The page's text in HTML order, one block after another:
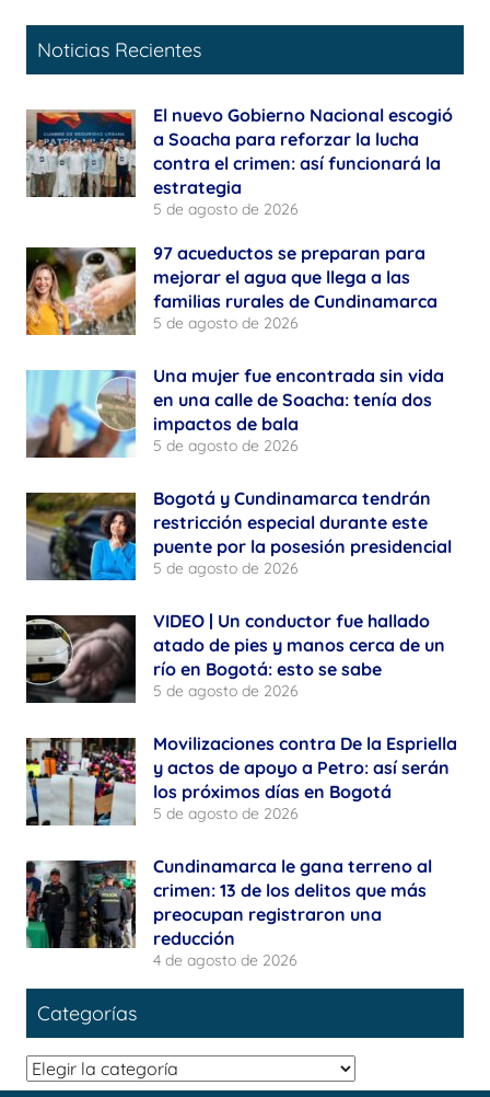
Noticias Recientes
El nuevo Gobierno Nacional escogió
a Soacha para reforzar la lucha
contra el crimen: así funcionará la
estrategia
5 de agosto de 2026
97 acueductos se preparan para
mejorar el agua que llega a las
familias rurales de Cundinamarca
5 de agosto de 2026
Una mujer fue encontrada sin vida
en una calle de Soacha: tenía dos
impactos de bala
5 de agosto de 2026
Bogotá y Cundinamarca tendrán
restricción especial durante este
puente por la posesión presidencial
5 de agosto de 2026
VIDEO | Un conductor fue hallado
atado de pies y manos cerca de un
río en Bogotá: esto se sabe
5 de agosto de 2026
Movilizaciones contra De la Espriella
y actos de apoyo a Petro: así serán
los próximos días en Bogotá
5 de agosto de 2026
Cundinamarca le gana terreno al
crimen: 13 de los delitos que más
preocupan registraron una
reducción
4 de agosto de 2026
Categorías
Categorías